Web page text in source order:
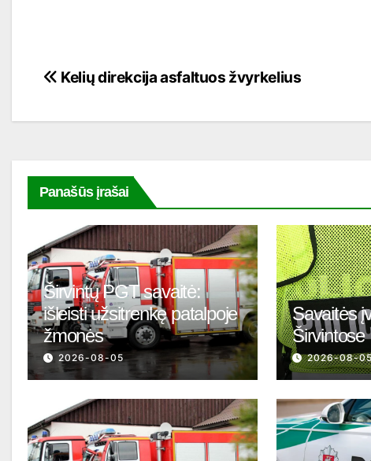
Navigacija
Kelių direkcija asfaltuos žvyrkelius
Panašūs įrašai
Širvintų PGT savaitė:
išleisti užsitrenkę patalpoje
žmonės
2026-08-05
Savaitės
Širvintose
2026-08-